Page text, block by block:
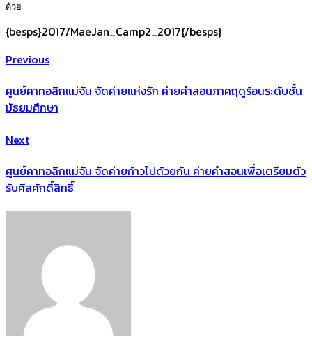
ด้วย
{besps}2017/MaeJan_Camp2_2017{/besps}
Previous
ศูนย์คาทอลิกแม่จัน จัดค่ายแห่งรัก ค่ายคำสอนภาคฤดูร้อนระดับชั้น
มัธยมศึกษา
Next
ศูนย์คาทอลิกแม่จัน จัดค่ายก้าวไปด้วยกัน ค่ายคำสอนเพื่อเตรียมตัว
รับศีลศักดิ์สิทธิ์